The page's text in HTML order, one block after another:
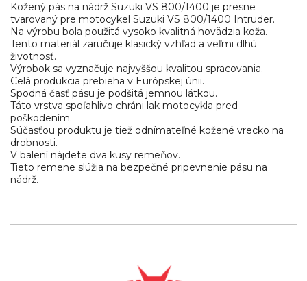
Kožený pás na nádrž Suzuki VS 800/1400 je presne
tvarovaný pre motocykel Suzuki VS 800/1400 Intruder.
Na výrobu bola použitá vysoko kvalitná hovädzia koža.
Tento materiál zaručuje klasický vzhľad a veľmi dlhú
životnosť.
Výrobok sa vyznačuje najvyššou kvalitou spracovania.
Celá produkcia prebieha v Európskej únii.
Spodná časť pásu je podšitá jemnou látkou.
Táto vrstva spoľahlivo chráni lak motocykla pred
poškodením.
Súčasťou produktu je tiež odnímateľné kožené vrecko na
drobnosti.
V balení nájdete dva kusy remeňov.
Tieto remene slúžia na bezpečné pripevnenie pásu na
nádrž.